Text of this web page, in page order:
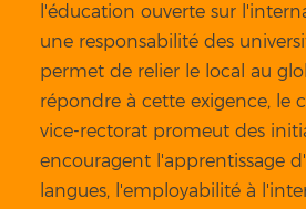
l'éducation ouverte sur
une responsabilité des
permet de relier le local au
répondre à cette exigence, le
vice-rectorat promeut des
encouragent l'apprentissage
langues, l'employabilité à